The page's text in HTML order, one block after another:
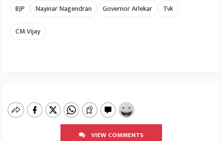
BJP Nayinar Nagendran Governor Arlekar
Tvk
CM Vijay
VIEW COMMENTS